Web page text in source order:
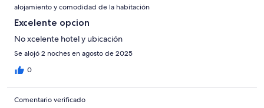
alojamiento y comodidad de la habitación
Excelente opcion
No xcelente hotel y ubicación
Se alojó 2 noches en agosto de 2025
0
Comentario verificado